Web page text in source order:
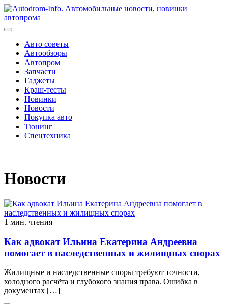
Перейти
к
содержимому
Авто советы
Автообзоры
Автопром
Запчасти
Гаджеты
Краш-тесты
Новинки
Новости
Покупка авто
Тюнинг
Спецтехника
Новости
1 мин. чтения
Как адвокат Ильина Екатерина Андреевна
помогает в наследственных и жилищных спорах
Жилищные и наследственные споры требуют точности,
холодного расчёта и глубокого знания права. Ошибка в
документах […]